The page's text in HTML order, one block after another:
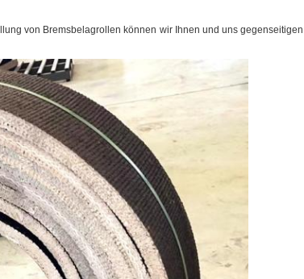
von Bremsbelagrollen können wir Ihnen und uns gegenseitigen